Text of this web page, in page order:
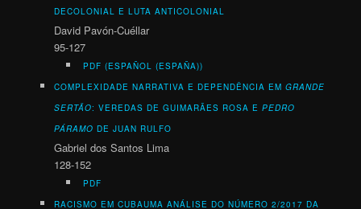
DECOLONIAL E LUTA ANTICOLONIAL
David Pavón-Cuéllar
95-127
PDF (ESPAÑOL (ESPAÑA))
COMPLEXIDADE NARRATIVA E DEPENDÊNCIA EM GRANDE
SERTÃO: VEREDAS DE GUIMARÃES ROSA E PEDRO
PÁRAMO DE JUAN RULFO
Gabriel dos Santos Lima
128-152
PDF
RACISMO EM CUBAUMA ANÁLISE DO NÚMERO 2/2017 DA